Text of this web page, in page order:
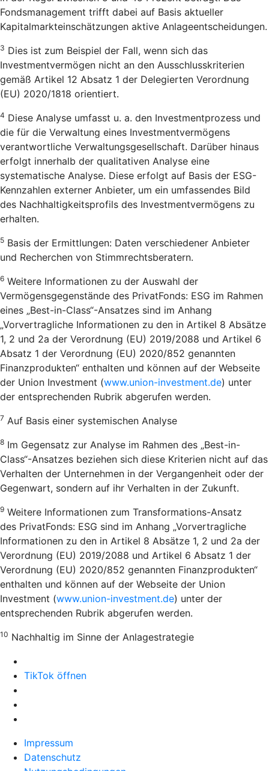
Fondsmanagement trifft dabei auf Basis aktueller
Kapitalmarkteinschätzungen aktive Anlageentscheidungen.
3 Dies ist zum Beispiel der Fall, wenn sich das
Investmentvermögen nicht an den Ausschlusskriterien
gemäß Artikel 12 Absatz 1 der Delegierten Verordnung
(EU) 2020/1818 orientiert.
4 Diese Analyse umfasst u. a. den Investmentprozess und
die für die Verwaltung eines Investmentvermögens
verantwortliche Verwaltungsgesellschaft. Darüber hinaus
erfolgt innerhalb der qualitativen Analyse eine
systematische Analyse. Diese erfolgt auf Basis der ESG-
Kennzahlen externer Anbieter, um ein umfassendes Bild
des Nachhaltigkeitsprofils des Investmentvermögens zu
erhalten.
5 Basis der Ermittlungen: Daten verschiedener Anbieter
und Recherchen von Stimmrechtsberatern.
6 Weitere Informationen zu der Auswahl der
Vermögensgegenstände des PrivatFonds: ESG im Rahmen
eines „Best-in-Class“-Ansatzes sind im Anhang
„Vorvertragliche Informationen zu den in Artikel 8 Absätze
1, 2 und 2a der Verordnung (EU) 2019/2088 und Artikel 6
Absatz 1 der Verordnung (EU) 2020/852 genannten
Finanzprodukten“ enthalten und können auf der Webseite
der Union Investment (www.union-investment.de) unter
der entsprechenden Rubrik abgerufen werden.
7 Auf Basis einer systemischen Analyse
8 Im Gegensatz zur Analyse im Rahmen des „Best-in-
Class“-Ansatzes beziehen sich diese Kriterien nicht auf das
Verhalten der Unternehmen in der Vergangenheit oder der
Gegenwart, sondern auf ihr Verhalten in der Zukunft.
9 Weitere Informationen zum Transformations-Ansatz
des PrivatFonds: ESG sind im Anhang „Vorvertragliche
Informationen zu den in Artikel 8 Absätze 1, 2 und 2a der
Verordnung (EU) 2019/2088 und Artikel 6 Absatz 1 der
Verordnung (EU) 2020/852 genannten Finanzprodukten“
enthalten und können auf der Webseite der Union
Investment (www.union-investment.de) unter der
entsprechenden Rubrik abgerufen werden.
10 Nachhaltig im Sinne der Anlagestrategie
TikTok öffnen
Impressum
Datenschutz